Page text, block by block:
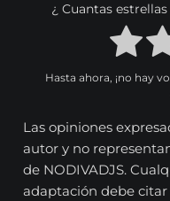
¿ Cuantas
Hasta ahora, ¡no hay
Las opiniones
autor y no
de NODIVADJS.
adaptación debe citar